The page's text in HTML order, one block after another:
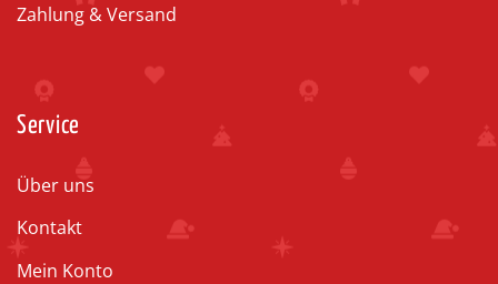
Zahlung & Versand
Service
Über uns
Kontakt
Mein Konto